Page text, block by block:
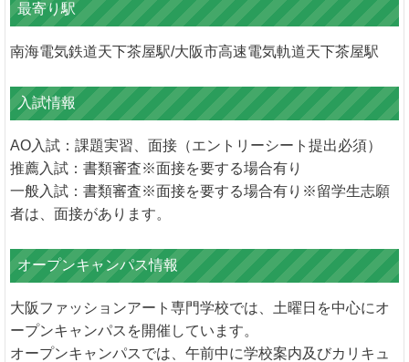
最寄り駅
南海電気鉄道天下茶屋駅/大阪市高速電気軌道天下茶屋駅
入試情報
AO入試：課題実習、面接（エントリーシート提出必須）
推薦入試：書類審査※面接を要する場合有り
一般入試：書類審査※面接を要する場合有り※留学生志願
者は、面接があります。
オープンキャンパス情報
大阪ファッションアート専門学校では、土曜日を中心にオ
ープンキャンパスを開催しています。
オープンキャンパスでは、午前中に学校案内及びカリキュ